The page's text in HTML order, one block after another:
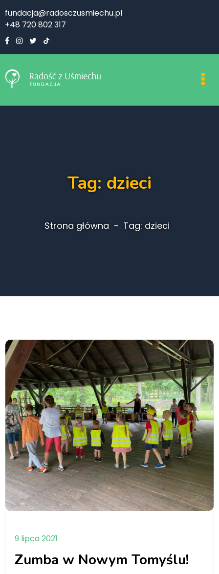
fundacja@radosczusmiechu.pl
+48 720 802 317
Tag: dzieci
Strona główna Tag: dzieci
9 lipca 2021
Zumba w Nowym Tomyślu!